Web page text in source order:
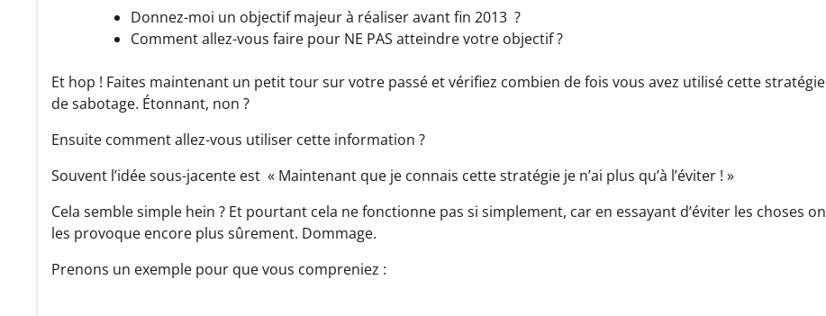
Donnez-moi un objectif majeur à réaliser avant fin 2013 ?
Comment allez-vous faire pour NE PAS atteindre votre objectif ?
Et hop ! Faites maintenant un petit tour sur votre passé et vérifiez combien de fois vous avez utilisé cette stratégie
de sabotage. Étonnant, non ?
Ensuite comment allez-vous utiliser cette information ?
Souvent l’idée sous-jacente est « Maintenant que je connais cette stratégie je n’ai plus qu’à l’éviter ! »
Cela semble simple hein ? Et pourtant cela ne fonctionne pas si simplement, car en essayant d’éviter les choses on
les provoque encore plus sûrement. Dommage.
Prenons un exemple pour que vous compreniez :